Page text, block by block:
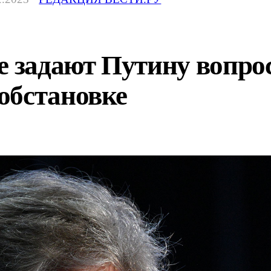
задают Путину